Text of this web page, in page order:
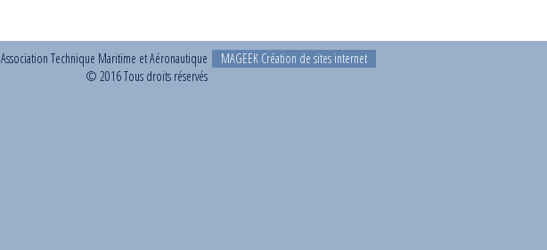
Association Technique Maritime et Aéronautique
© 2016 Tous droits réservés
MAGEEK Création de sites internet